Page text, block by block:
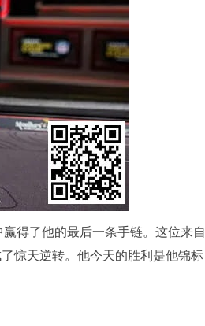
得了他的最后一条手链。这位来自
惊天逆转。他今天的胜利是他锦标